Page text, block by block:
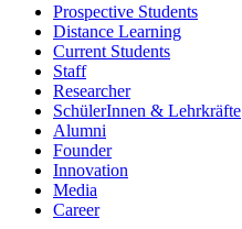
Prospective Students
Distance Learning
Current Students
Staff
Researcher
SchülerInnen & Lehrkräfte
Alumni
Founder
Innovation
Media
Career